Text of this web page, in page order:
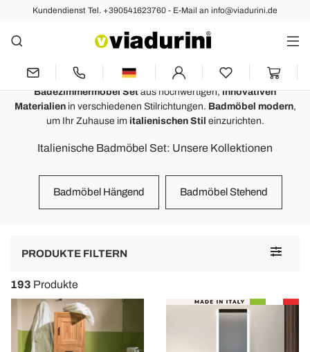
Kundendienst Tel. +390541623760 - E-Mail an info@viadurini.de
Badezimmermöbel und Badmöbel
Set
Badezimmermöbel Setaus hochwertigen,innovativen
Materialienin verschiedenen Stilrichtungen. Badmöbel modern,
um Ihr Zuhause im italienischen Stil einzurichten.
Italienische Badmöbel Set: Unsere Kollektionen
Badmöbel Hängend Badmöbel Stehend
Toggle
PRODUKTE FILTERN
193 Produkte